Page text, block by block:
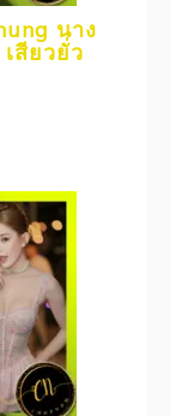
นาง
สียวยั่ว